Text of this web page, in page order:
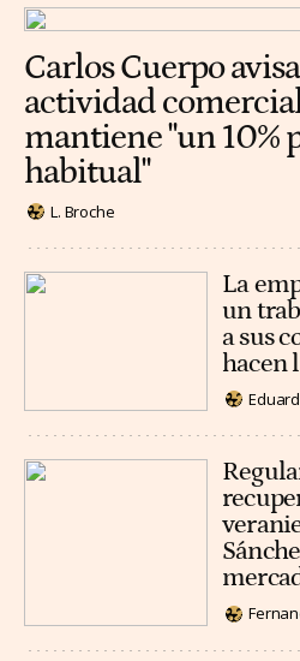
Carlos Cuerpo
actividad
mantiene "un 10%
habitual"
L. Broche
La
un
a sus
hacen